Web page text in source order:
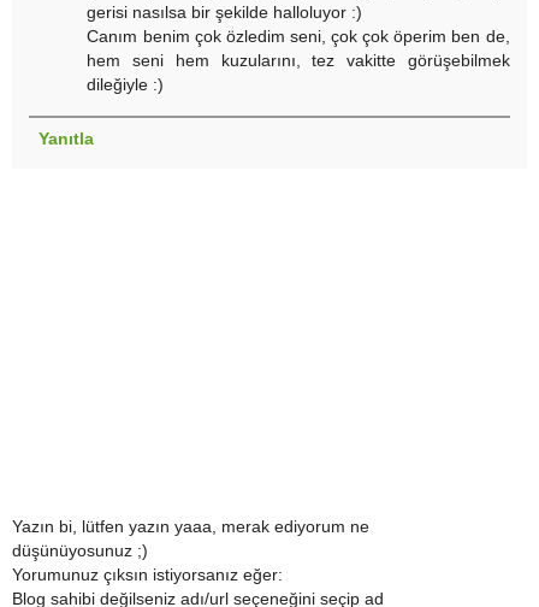
gerisi nasılsa bir şekilde halloluyor :)
Canım benim çok özledim seni, çok çok öperim ben de,
hem seni hem kuzularını, tez vakitte görüşebilmek
dileğiyle :)
Yanıtla
Yazın bi, lütfen yazın yaaa, merak ediyorum ne
düşünüyosunuz ;)
Yorumunuz çıksın istiyorsanız eğer:
Blog sahibi değilseniz adı/url seçeneğini seçip ad